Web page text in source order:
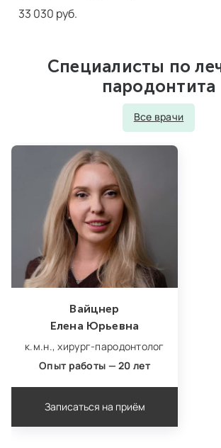
33 030 руб.
Специалисты по
пародонтита
Все врачи
Вайцнер
Елена Юрьевна
к.м.н.,хирург‑пародонтолог
Опыт работы — 20 лет
Записаться на приём